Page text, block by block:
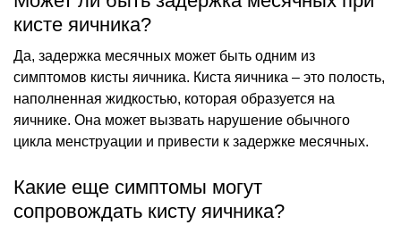
кисте яичника?
Да, задержка месячных может быть одним из
симптомов кисты яичника. Киста яичника – это полость,
наполненная жидкостью, которая образуется на
яичнике. Она может вызвать нарушение обычного
цикла менструации и привести к задержке месячных.
Какие еще симптомы могут
сопровождать кисту яичника?